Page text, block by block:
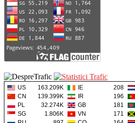
US 163.209K IE 208
CN
139.399K IR 196
PL
32.274K GB 181
SG
1.806K VN 171